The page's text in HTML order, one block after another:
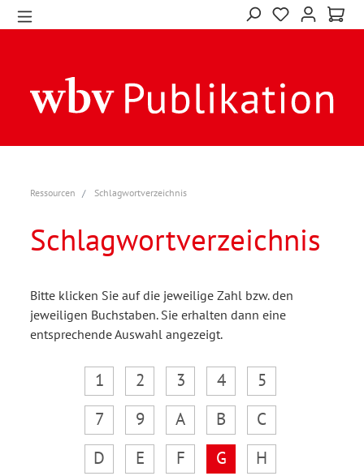
Ressourcen Schlagwortverzeichnis
Schlagwortverzeichnis
Bitte klicken Sie auf die jeweilige Zahl bzw. den
jeweiligen Buchstaben. Sie erhalten dann eine
entsprechende Auswahl angezeigt.
1 2 3 4
5
7
9 A B
C
D
E F G
H